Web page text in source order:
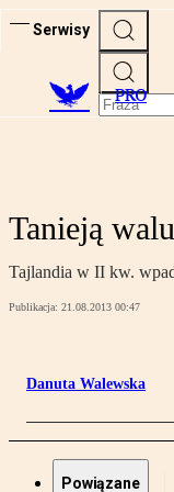
Serwisy
PRO
Tanieją
Tajlandia w II kw.
Publikacja: 21.08.2013 00:47
Danuta Walewska
Powiązane